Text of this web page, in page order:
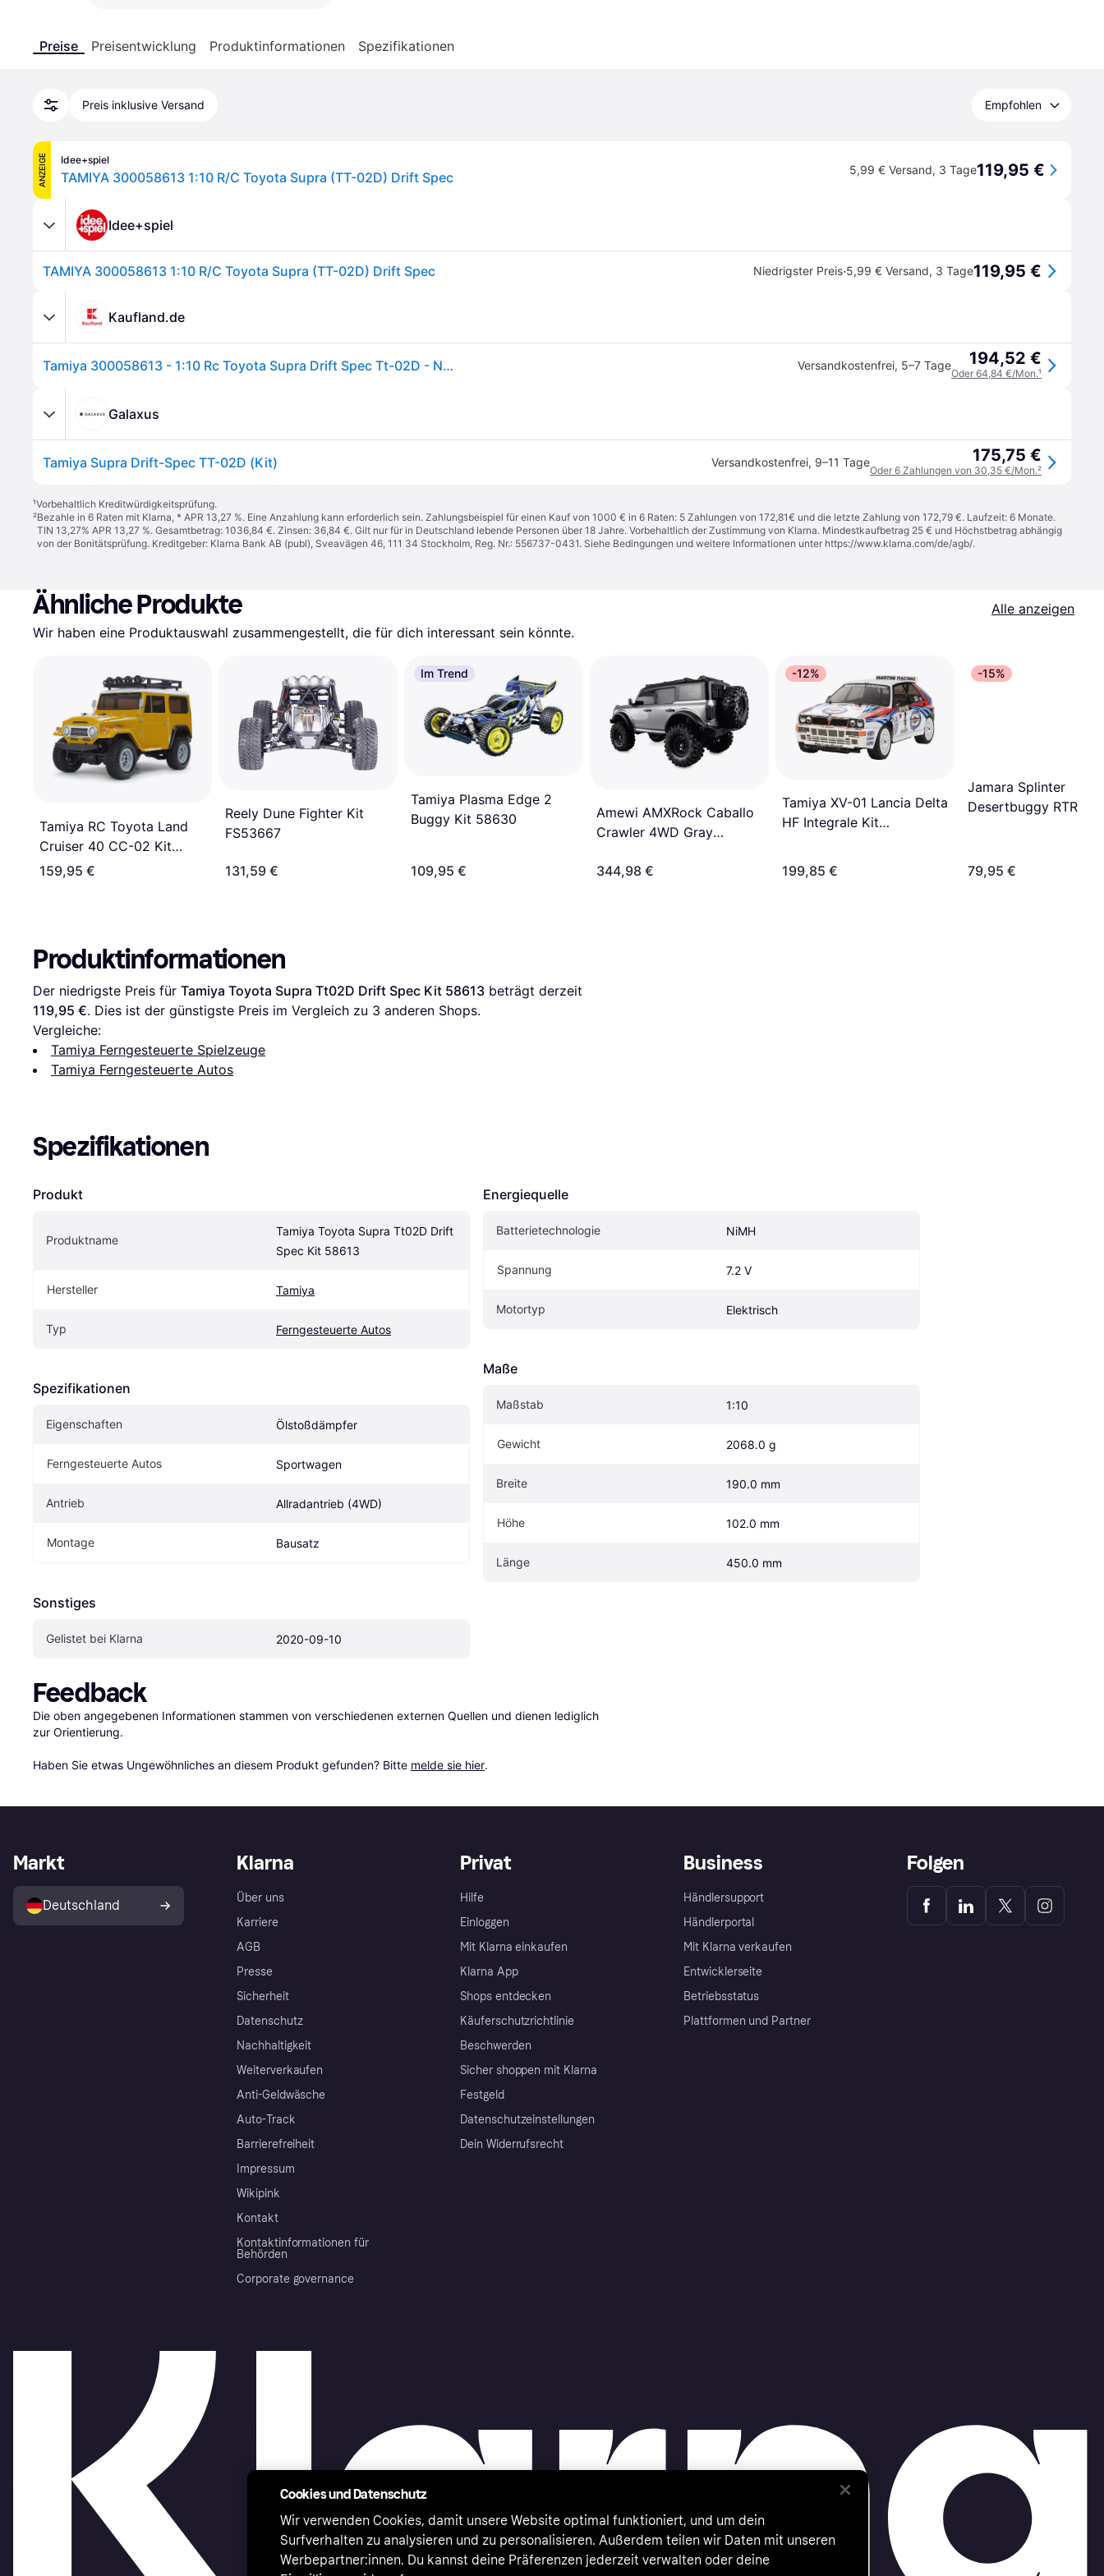
Preise Preisentwicklung Produktinformationen Spezifikationen
Preis inklusive Versand Empfohlen
ANZEIGE Idee+spiel
TAMIYA 300058613 1:10 R/C Toyota Supra (TT-02D) Drift Spec 5,99 € Versand, 3 Tage119,95 €
Idee+spiel
TAMIYA 300058613 1:10 R/C Toyota Supra (TT-02D) Drift Spec Niedrigster Preis·5,99 € Versand, 3 Tage119,95 €
Kaufland.de
Tamiya 300058613 - 1:10 Rc Toyota Supra Drift Spec Tt-02D - Neu Versandkostenfrei, 5–7 Tage 194,52 €
Oder 64,84 €/Mon.¹
Galaxus
Tamiya Supra Drift-Spec TT-02D (Kit) Versandkostenfrei, 9–11 Tage 175,75 €
Oder 6 Zahlungen von 30,35 €/Mon.²
¹Vorbehaltlich Kreditwürdigkeitsprüfung.
²Bezahle in 6 Raten mit Klarna, * APR 13,27 %. Eine Anzahlung kann erforderlich sein. Zahlungsbeispiel für einen Kauf von 1000 € in 6 Raten: 5 Zahlungen von 172,81€ und die letzte Zahlung von 172,79 €. Laufzeit: 6 Monate.
TIN 13,27% APR 13,27 %. Gesamtbetrag: 1036,84 €. Zinsen: 36,84 €. Gilt nur für in Deutschland lebende Personen über 18 Jahre. Vorbehaltlich der Zustimmung von Klarna. Mindestkaufbetrag 25 € und Höchstbetrag abhängig
von der Bonitätsprüfung. Kreditgeber: Klarna Bank AB (publ), Sveavägen 46, 111 34 Stockholm, Reg. Nr.: 556737-0431. Siehe Bedingungen und weitere Informationen unter https://www.klarna.com/de/agb/.
Ähnliche Produkte
Alle anzeigen
Wir haben eine Produktauswahl zusammengestellt, die für dich interessant sein könnte.
Tamiya RC Toyota Land
Cruiser 40 CC-02 Kit
58715
159,95 €
Reely Dune Fighter Kit
FS53667
131,59 €
Im Trend
Tamiya Plasma Edge 2
Buggy Kit 58630
109,95 €
Amewi AMXRock Caballo
Crawler 4WD Gray
344,98 €
-12%
Tamiya XV-01 Lancia Delta
HF Integrale Kit
199,85 €
-15%
Jamara Splinter
Desertbuggy RTR
79,95 €
Produktinformationen
Der niedrigste Preis für Tamiya Toyota Supra Tt02D Drift Spec Kit 58613
119,95 €. Dies ist der günstigste Preis im Vergleich zu 3 anderen Shops.
Vergleiche:
Tamiya Ferngesteuerte Spielzeuge
Tamiya Ferngesteuerte Autos
Spezifikationen
Produkt
Produktname
Tamiya Toyota Supra Tt02D Drift
Spec Kit 58613
Hersteller Tamiya
Typ Ferngesteuerte Autos
Spezifikationen
Eigenschaften Ölstoßdämpfer
Ferngesteuerte Autos Sportwagen
Antrieb Allradantrieb (4WD)
Montage Bausatz
Sonstiges
Gelistet bei Klarna 2020-09-10
Energiequelle
Batterietechnologie NiMH
Spannung 7.2 V
Motortyp Elektrisch
Maße
Maßstab 1:10
Gewicht 2068.0 g
Breite 190.0 mm
Höhe 102.0 mm
Länge 450.0 mm
Feedback
Die oben angegebenen Informationen stammen von verschiedenen externen Quellen und dienen lediglich
zur Orientierung.
Haben Sie etwas Ungewöhnliches an diesem Produkt gefunden? Bitte melde sie hier.
Klarna
Über uns
Karriere
AGB
Presse
Sicherheit
Datenschutz
Nachhaltigkeit
Weiterverkaufen
Anti-Geldwäsche
Auto-Track
Barrierefreiheit
Impressum
Wikipink
Kontakt
Kontaktinformationen für
Behörden
Corporate governance
Privat
Hilfe
Einloggen
Mit Klarna einkaufen
Klarna App
Shops entdecken
Käuferschutzrichtlinie
Beschwerden
Sicher shoppen mit Klarna
Festgeld
Datenschutzeinstellungen
Dein Widerrufsrecht
Business
Händlersupport
Händlerportal
Mit Klarna verkaufen
Entwicklerseite
Betriebsstatus
Plattformen und Partner
Markt
Deutschland
Folgen
Cookies und Datenschutz
Wir verwenden Cookies, damit unsere Website optimal funktioniert, und um dein
Surfverhalten zu analysieren und zu personalisieren. Außerdem teilen wir Daten mit unseren
Werbepartner:innen. Du kannst deine Präferenzen jederzeit verwalten oder deine